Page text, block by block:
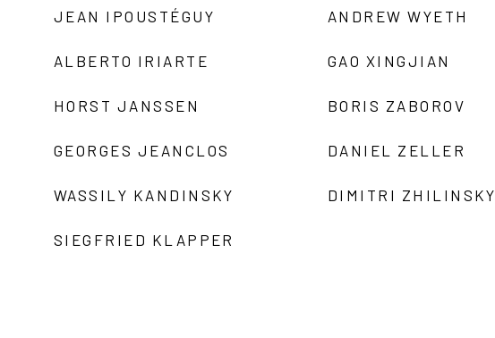
JEAN IPOUSTÉGUY
ALBERTO IRIARTE
HORST JANSSEN
GEORGES JEANCLOS
WASSILY KANDINSKY
SIEGFRIED KLAPPER
ANDREW WYETH
GAO XINGJIAN
BORIS ZABOROV
DANIEL ZELLER
DIMITRI ZHILINSKY